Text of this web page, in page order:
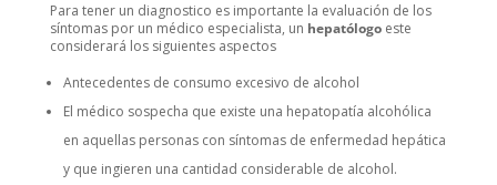
Para tener un diagnostico es importante la evaluación de los
síntomas por un médico especialista, un hepatólogoeste
considerará los siguientes aspectos
Antecedentes de consumo excesivo de alcohol
El médico sospecha que existe una hepatopatía alcohólica
en aquellas personas con síntomas de enfermedad hepática
y que ingieren una cantidad considerable de alcohol.